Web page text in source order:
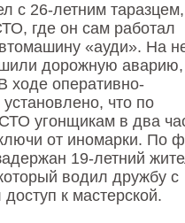
с 26-летним
где он сам работал
«ауди». На
дорожную
ходе оперативно-
что по
угонщикам в два
от иномарки. По
19-летний
водил дружбу с
к мастерской.